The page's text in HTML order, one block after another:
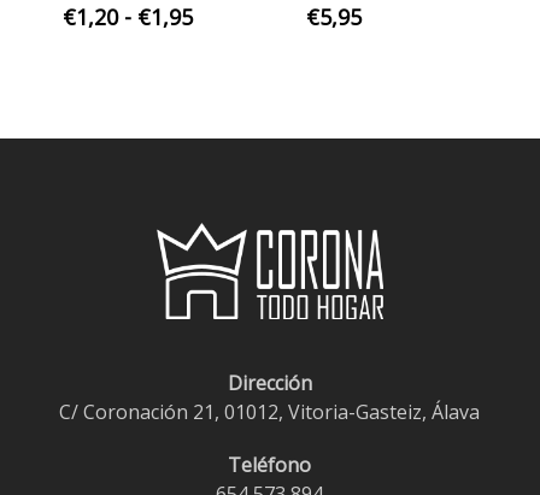
€1,20 - €1,95Rango
hasta
€5,95
Dirección
C/ Coronación 21, 01012, Vitoria-Gasteiz, Álava
Teléfono